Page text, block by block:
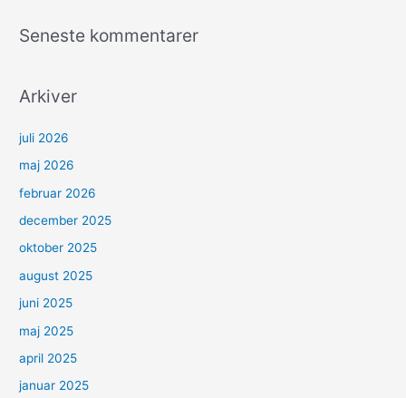
Seneste kommentarer
Arkiver
juli 2026
maj 2026
februar 2026
december 2025
oktober 2025
august 2025
juni 2025
maj 2025
april 2025
januar 2025